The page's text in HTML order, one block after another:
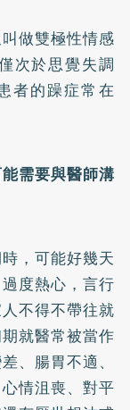
做雙極性情感
次於思覺失調
者的躁症常在
需要與醫師溝
，可能好幾天
度熱心，言行
不得不帶往就
就醫常被當作
、腸胃不適、
情沮喪、對平